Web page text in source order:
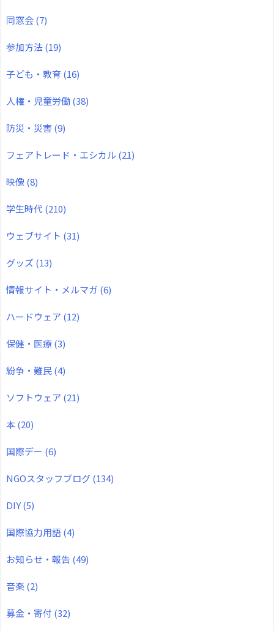
同窓会(7)
参加方法(19)
子ども・教育 (16)
人権・児童労働(38)
防災・災害(9)
フェアトレード・エシカル (21)
映像(8)
学生時代(210)
ウェブサイト (31)
グッズ (13)
情報サイト・メルマガ (6)
ハードウェア (12)
保健・医療(3)
紛争・難民(4)
ソフトウェア (21)
本(20)
国際デー (6)
NGOスタッフブログ(134)
DIY(5)
国際協力用語(4)
お知らせ・報告 (49)
音楽(2)
募金・寄付 (32)